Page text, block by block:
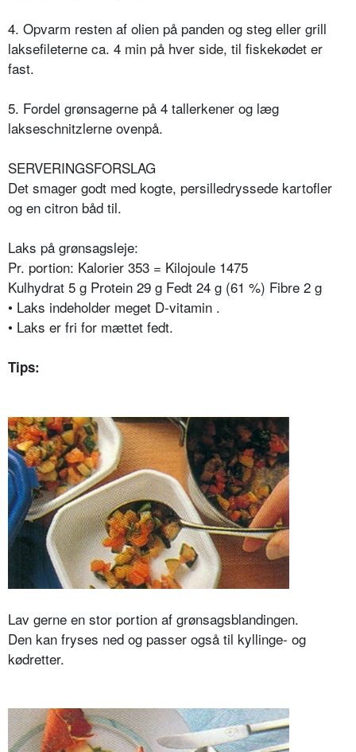
4. Opvarm resten af olien på panden og steg eller grill
laksefileterne ca. 4 min på hver side, til fiskekødet er
fast.
5. Fordel grønsagerne på 4 tallerkener og læg
lakseschnitzlerne ovenpå.
SERVERINGSFORSLAG
Det smager godt med kogte, persilledryssede kartofler
og en citron båd til.
Laks på grønsagsleje:
Pr. portion: Kalorier 353 = Kilojoule 1475
Kulhydrat 5 g Protein 29 g Fedt 24 g (61 %) Fibre 2 g
• Laks indeholder meget D-vitamin .
• Laks er fri for mættet fedt.
Tips:
Lav gerne en stor portion af grønsagsblandingen.
Den kan fryses ned og passer også til kyllinge- og
kødretter.